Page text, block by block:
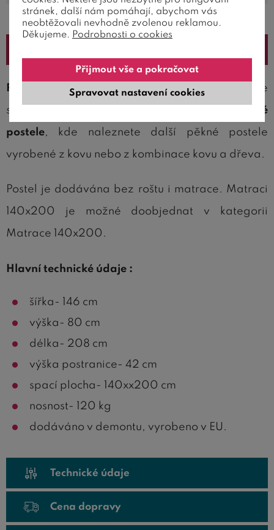
Postel IA3022 140x200je vyrobena z kovu ve
stříbrném provedení a patří do kategorie
Kovové
postele, kde naleznete další pěkné postele
vyrobené z kovu nebo z kombinace kovu a dřeva.
Postel je dodávána bez roštu i matrace. Matraci
140x200 je možné doobjednat v kategorii
Matrace 140x200.
Hlavní technické údaje :
šířka- 146 cm
výška- 80 cm
délka- 208 cm
výška postranice- 42 cm
spací plocha- 140xx200 cm
nosnost- 120 kg
dodáváno v demontu, vyrobeno v EU.
Technické údaje
Cena dopravy
stránek, další nám pomáhají, abychom vás
neobtěžovali nevhodně zvolenou reklamou.
Děkujeme. Podrobnosti o cookies
Spravovat nastavení cookies
Přijmout vše a pokračovat